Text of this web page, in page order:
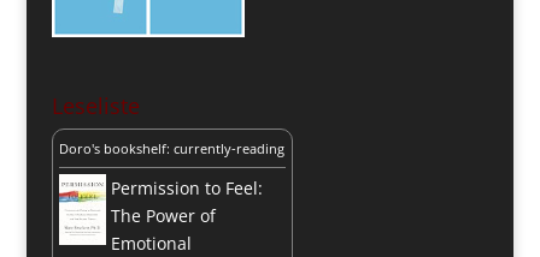
Leseliste
Doro's bookshelf: currently-reading
Permission to Feel:
The Power of
Emotional